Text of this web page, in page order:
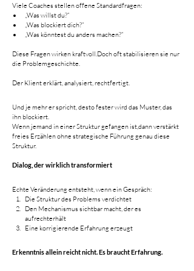
Viele Coaches stellen offene Standardfragen:
„Was willst du?“
„Was blockiert dich?“
„Was könntest du anders machen?“
Diese Fragen wirken kraftvoll.Doch oft stabilisieren sie nur
die Problemgeschichte.
Der Klient erklärt, analysiert, rechtfertigt.
Und je mehr er spricht, desto fester wird das Muster, das
ihn blockiert.
Wenn jemand in einer Struktur gefangen ist,dann verstärkt
freies Erzählen ohne strategische Führung genau diese
Struktur.
Dialog, der wirklich transformiert
Echte Veränderung entsteht, wenn ein Gespräch:
Die Struktur des Problems verdichtet
Den Mechanismus sichtbar macht, der es
aufrechterhält
Eine korrigierende Erfahrung erzeugt
Erkenntnis allein reicht nicht. Es braucht Erfahrung.